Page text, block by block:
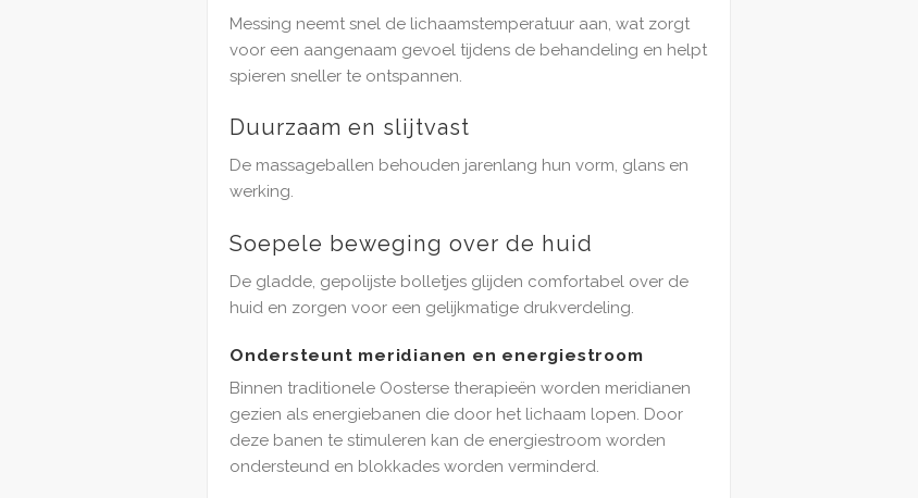
Messing neemt snel de lichaamstemperatuur aan, wat zorgt
voor een aangenaam gevoel tijdens de behandeling en helpt
spieren sneller te ontspannen.
Duurzaam en slijtvast
De massageballen behouden jarenlang hun vorm, glans en
werking.
Soepele beweging over de huid
De gladde, gepolijste bolletjes glijden comfortabel over de
huid en zorgen voor een gelijkmatige drukverdeling.
Ondersteunt meridianen en energiestroom
Binnen traditionele Oosterse therapieën worden meridianen
gezien als energiebanen die door het lichaam lopen. Door
deze banen te stimuleren kan de energiestroom worden
ondersteund en blokkades worden verminderd.